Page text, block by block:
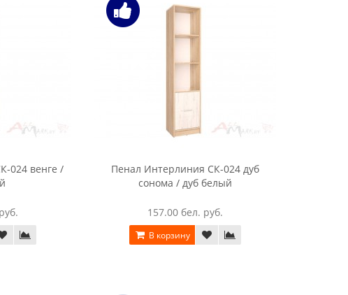
024 венге /
Пенал Интерлиния СК-024 дуб
сонома / дуб белый
157.00 бел. руб.
В корзину